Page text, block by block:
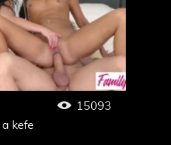
kefe
15093